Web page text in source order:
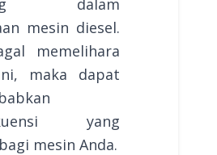
dalam
mesin diesel.
memelihara
maka dapat
yang
mesin Anda.